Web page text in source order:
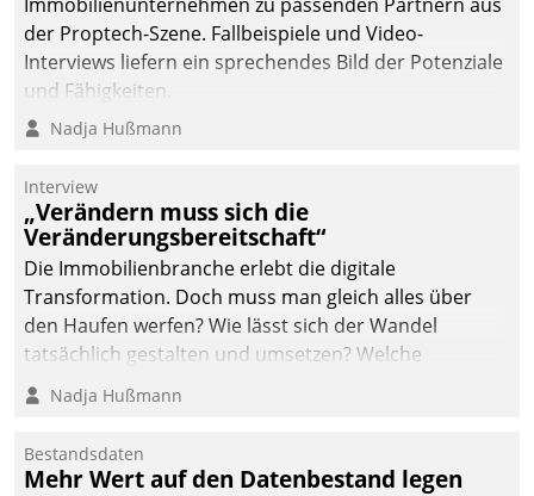
der Proptech-Szene. Fallbeispiele und Video-
Interviews liefern ein sprechendes Bild der Potenziale
und Fähigkeiten.
Nadja Hußmann
Interview
„Verändern muss sich die
Veränderungsbereitschaft“
Die Immobilienbranche erlebt die digitale
Transformation. Doch muss man gleich alles über
den Haufen werfen? Wie lässt sich der Wandel
tatsächlich gestalten und umsetzen? Welche
Argumente zählen wirklich?
Nadja Hußmann
Bestandsdaten
Mehr Wert auf den Datenbestand legen